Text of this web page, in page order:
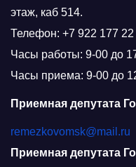
этаж, каб 514.
Телефон: +7 922 177
Часы работы: 9-00 до
Часы приема: 9-00 до
Приемная депутата
remezkovomsk@mail.ru
Приемная депутата